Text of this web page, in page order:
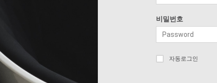
비밀번호
자동로그인